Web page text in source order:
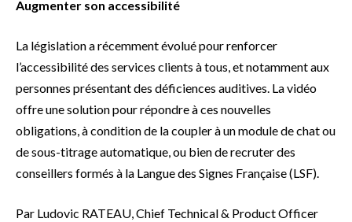
Augmenter son accessibilité
La législation a récemment évolué pour renforcer
l’accessibilité des services clients à tous, et notamment aux
personnes présentant des déficiences auditives. La vidéo
offre une solution pour répondre à ces nouvelles
obligations, à condition de la coupler à un module de chat ou
de sous-titrage automatique, ou bien de recruter des
conseillers formés à la Langue des Signes Française (LSF).
Par Ludovic RATEAU, Chief Technical & Product Officer